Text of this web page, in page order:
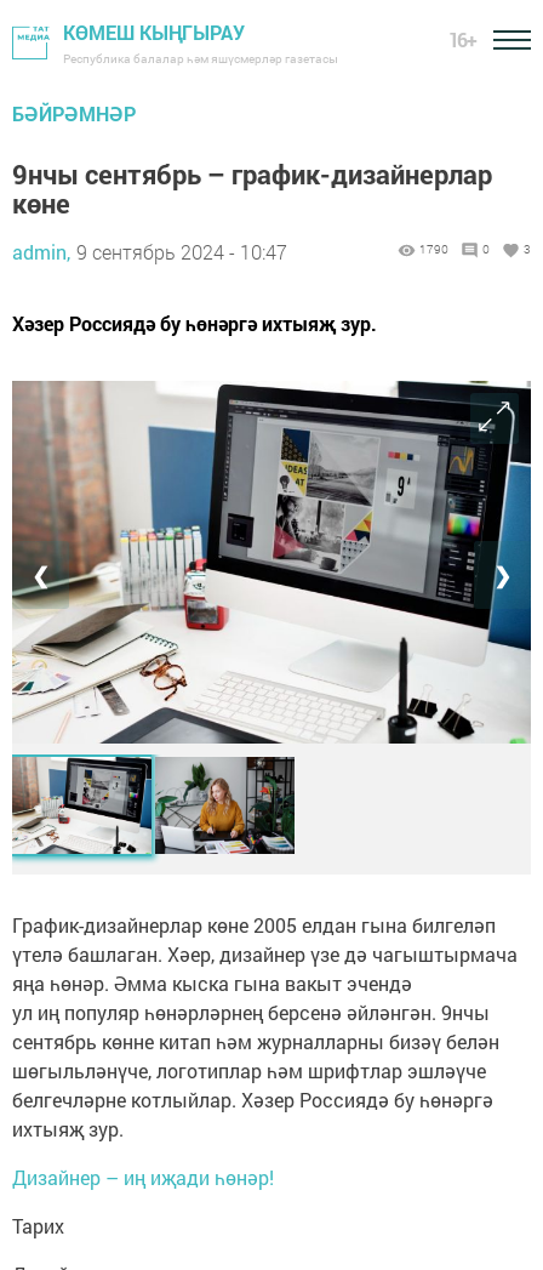
КӨМЕШ КЫҢГЫРАУ
Республика балалар һәм яшүсмерләр газетасы
16+
БӘЙРӘМНӘР
9нчы сентябрь – график-дизайнерлар
көне
admin, 9 сентябрь 2024 - 10:47 1790 0 3
Хәзер Россиядә бу һөнәргә ихтыяҗ зур.
❮ ❯
График-дизайнерлар көне 2005 елдан гына билгеләп
үтелә башлаган. Хәер, дизайнер үзе дә чагыштырмача
яңа һөнәр. Әмма кыска гына вакыт эчендә
ул иң популяр һөнәрләрнең берсенә әйләнгән. 9нчы
сентябрь көнне китап һәм журналларны бизәү белән
шөгыльләнүче, логотиплар һәм шрифтлар эшләүче
белгечләрне котлыйлар. Хәзер Россиядә бу һөнәргә
ихтыяҗ зур.
Дизайнер – иң иҗади һөнәр!
Тарих